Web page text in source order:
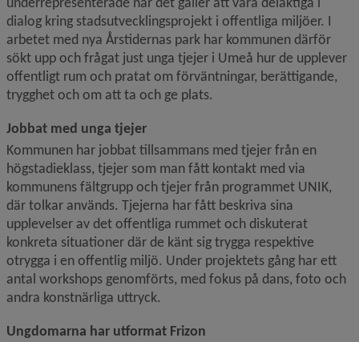
dialog kring stadsutvecklingsprojekt i offentliga miljöer. I
arbetet med nya Årstidernas park har kommunen därför
sökt upp och frågat just unga tjejer i Umeå hur de upplever
offentligt rum och pratat om förväntningar, berättigande,
trygghet och om att ta och ge plats.
Jobbat med unga tjejer
Kommunen har jobbat tillsammans med tjejer från en
högstadieklass, tjejer som man fått kontakt med via
kommunens fältgrupp och tjejer från programmet UNIK,
där tolkar används. Tjejerna har fått beskriva sina
upplevelser av det offentliga rummet och diskuterat
konkreta situationer där de känt sig trygga respektive
otrygga i en offentlig miljö. Under projektets gång har ett
antal workshops genomförts, med fokus på dans, foto och
andra konstnärliga uttryck.
Ungdomarna har utformat Frizon